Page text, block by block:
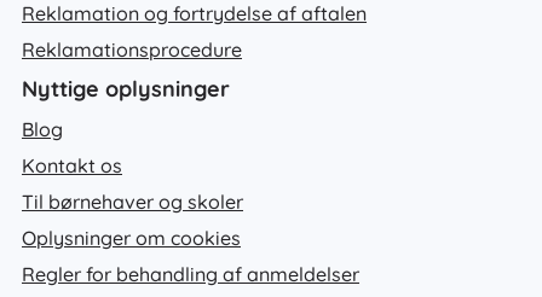
Reklamation og fortrydelse af aftalen
Reklamationsprocedure
Nyttige oplysninger
Blog
Kontakt os
Til børnehaver og skoler
Oplysninger om cookies
Regler for behandling af anmeldelser